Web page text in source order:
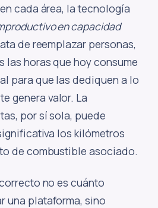
cada área, la tecnología
en capacidad
de reemplazar personas,
las horas que hoy consume
para que las dediquen a lo
genera valor. La
por sí sola, puede
los kilómetros
de combustible asociado.
no es cuánto
una plataforma, sino